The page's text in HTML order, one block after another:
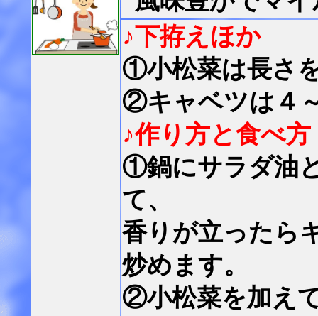
♪下拵えほか
①小松菜は長さ
②キャベツは４
♪作り方と食べ方
①鍋にサラダ油
て、
香りが立ったら
炒めます。
②小松菜を加え